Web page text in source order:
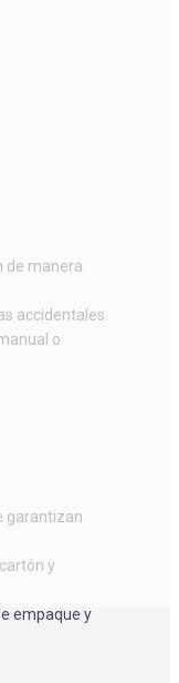
de manera
accidentales.
o
garantizan
y
empaque y